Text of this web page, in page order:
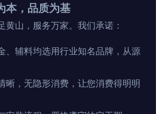
本，品质为基
山，服务万家。我们承诺：
、辅料均选用行业知名品牌，从源
晰，无隐形消费，让您消费得明明